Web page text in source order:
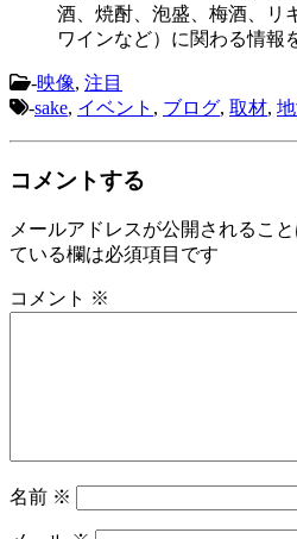
酒、焼酎、泡盛、梅酒、リ
ワインなど）に関わる情報
-映像, 注目
-sake, イベント , ブログ, 取材,
コメントする
メールアドレスが公開されること
ている欄は必須項目です
コメント ※
名前 ※